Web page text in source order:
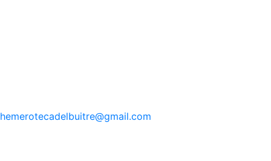
hemerotecadelbuitre@gmail.com